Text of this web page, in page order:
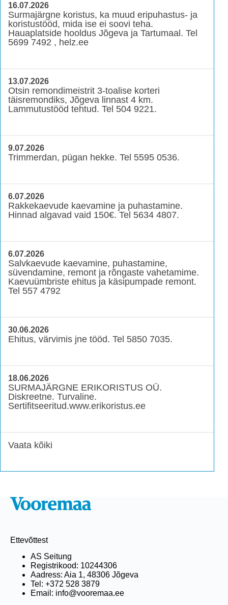
16.07.2026
Surmajärgne koristus, ka muud eripuhastus- ja
koristustööd, mida ise ei soovi teha.
Hauaplatside hooldus Jõgeva ja Tartumaal. Tel
5699 7492 , helz.ee
13.07.2026
Otsin remondimeistrit 3-toalise korteri
täisremondiks, Jõgeva linnast 4 km.
Lammutustööd tehtud. Tel 504 9221.
9.07.2026
Trimmerdan, pügan hekke. Tel 5595 0536.
6.07.2026
Rakkekaevude kaevamine ja puhastamine.
Hinnad algavad vaid 150€. Tel 5634 4807.
6.07.2026
Salvkaevude kaevamine, puhastamine,
süvendamine, remont ja rõngaste vahetamime.
Kaevuümbriste ehitus ja käsipumpade remont.
Tel 557 4792
30.06.2026
Ehitus, värvimis jne tööd. Tel 5850 7035.
18.06.2026
SURMAJÄRGNE ERIKORISTUS OÜ.
Diskreetne. Turvaline.
Sertifitseeritud.www.erikoristus.ee
Vaata kõiki
Ettevõttest
AS Seitung
Registrikood: 10244306
Aadress: Aia 1, 48306 Jõgeva
Tel: +372 528 3879
Email: info@vooremaa.ee